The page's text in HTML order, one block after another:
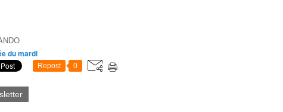
du mardi
Repost 0